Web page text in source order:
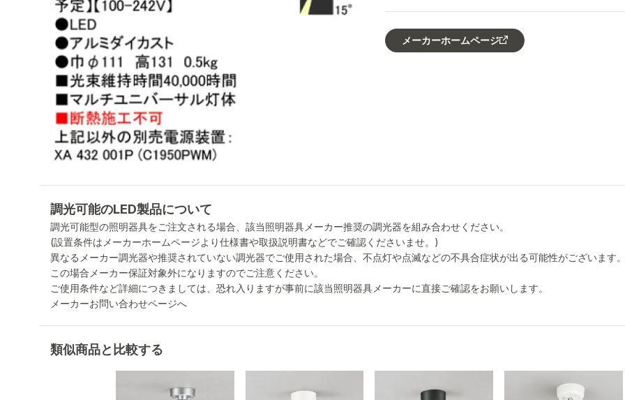
メーカーホームページ
調光可能のLED製品について
調光可能型の照明器具をご注文される場合、該当照明器具メーカー推奨の調光器を組み合わせください。
(設置条件はメーカーホームページより仕様書や取扱説明書などでご確認くださいませ。)
異なるメーカー調光器や推奨されていない調光器でご使用された場合、不点灯や点滅などの不具合症状が出る可能性がございます。
この場合メーカー保証対象外になりますのでご注意ください。
ご使用条件など詳細につきましては、恐れ入りますが事前に該当照明器具メーカーに直接ご確認をお願いします。
メーカーお問い合わせページへ
類似商品と比較する